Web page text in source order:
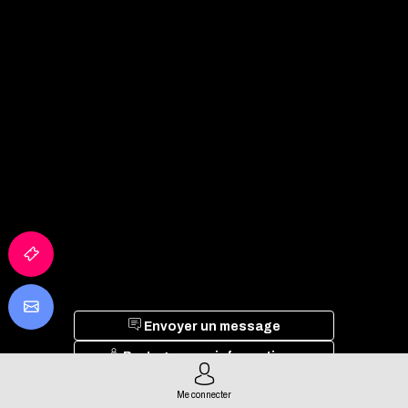
Envoyer un message
Partager mes informations
Me connecter